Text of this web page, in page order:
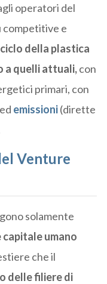
operatori del
competitive e
della plastica
a quelli attuali,con
primari, con
emissioni(dirette
Venture
solamente
umano
che il
delle filiere di